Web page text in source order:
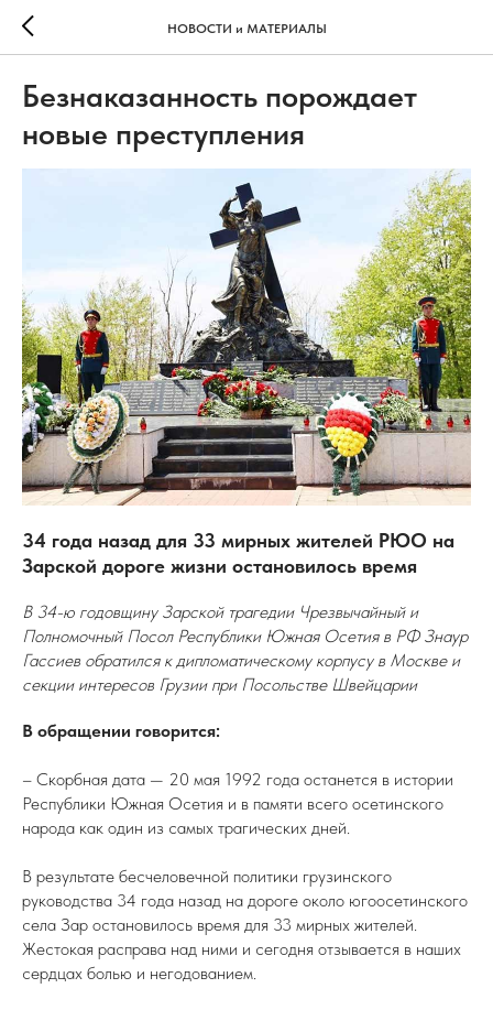
НОВОСТИ и МАТЕРИАЛЫ
Безнаказанность порождает
новые преступления
34 года назад для 33 мирных жителей РЮО на
Зарской дороге жизни остановилось время
В 34-ю годовщину Зарской трагедии Чрезвычайный и
Полномочный Посол Республики Южная Осетия в РФ Знаур
Гассиев обратился к дипломатическому корпусу в Москве и
секции интересов Грузии при Посольстве Швейцарии
В обращении говорится:
– Скорбная дата — 20 мая 1992 года останется в истории
Республики Южная Осетия и в памяти всего осетинского
народа как один из самых трагических дней.
В результате бесчеловечной политики грузинского
руководства 34 года назад на дороге около югоосетинского
села Зар остановилось время для 33 мирных жителей.
Жестокая расправа над ними и сегодня отзывается в наших
сердцах болью и негодованием.